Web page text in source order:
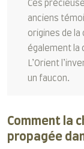
Ces
anciens
origines de la
également la
L’Orient
un faucon.
Comment la
propagée